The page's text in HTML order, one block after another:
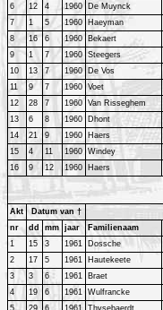
6
12 4 1960 De Muynck
7
1 5 1960 Haeyman
8
16 6 1960 Bekaert
9
1 7 1960 Steegers
10
13 7 1960 De Vos
11
9 7 1960 Voet
12
28 7 1960 Van Risseghem
13
6 8 1960 Dhont
14
21 9 1960 Haers
15
4 11 1960 Windey
16
9 12 1960 Haers
Akt
Datum van †
nr
dd mm jaar Familienaam
1
15 3 1961 Dossche
2
17 5 1961 Hautekeete
3
3 6 1961 Braet
4
19 6 1961 Wulfrancke
5
29 6 1961 Thysebaerdt